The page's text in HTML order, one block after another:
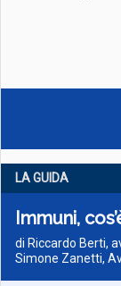
LA GUIDA
Immuni,
di Riccardo Berti,
Simone Zanetti,